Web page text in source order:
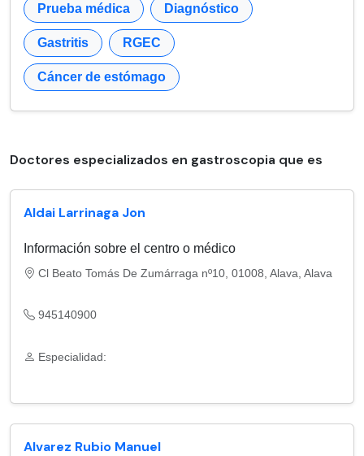
Prueba médica Diagnóstico
Gastritis RGEC
Cáncer de estómago
Doctores especializados en gastroscopia que es
Aldai Larrinaga Jon
Información sobre el centro o médico
Cl Beato Tomás De Zumárraga nº10, 01008, Alava, Alava
945140900
Especialidad:
Alvarez Rubio Manuel